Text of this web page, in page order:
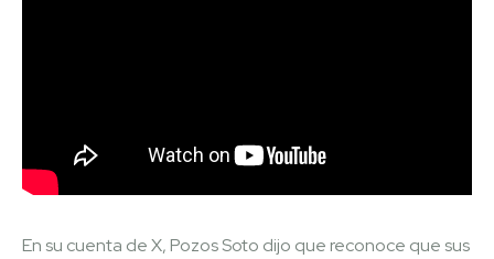
En su cuenta de X, Pozos Soto dijo que reconoce que sus